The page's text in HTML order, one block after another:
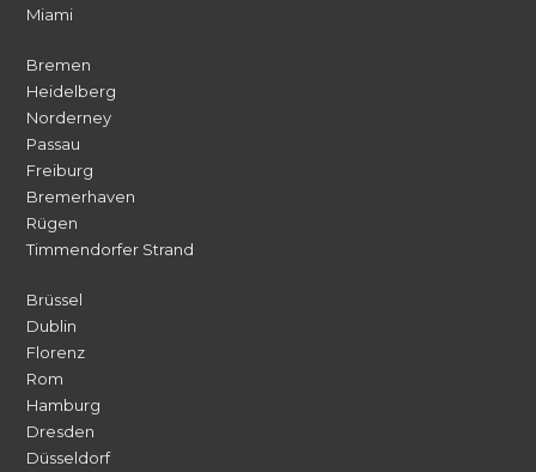
Miami
Bremen
Heidelberg
Norderney
Passau
Freiburg
Bremerhaven
Rügen
Timmendorfer Strand
Brüssel
Dublin
Florenz
Rom
Hamburg
Dresden
Düsseldorf